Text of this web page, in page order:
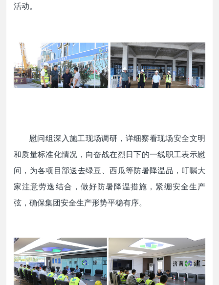
活动。
慰问组深入施工现场调研，详细察看现场安全文明
和质量标准化情况，向奋战在烈日下的一线职工表示慰
问，为各项目部送去绿豆、西瓜等防暑降温品，叮嘱大
家注意劳逸结合，做好防暑降温措施，紧绷安全生产
弦，确保集团安全生产形势平稳有序。